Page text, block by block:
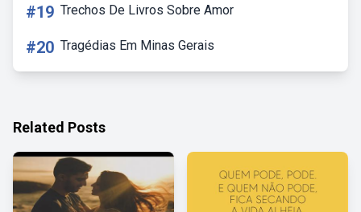
#19 Trechos De Livros Sobre Amor
#20 Tragédias Em Minas Gerais
Related Posts